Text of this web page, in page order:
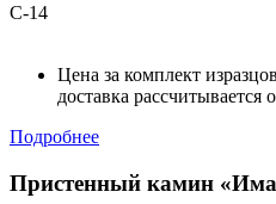
С-14
Цена за комплект
доставка рассчитывается
Подробнее
Пристенный камин